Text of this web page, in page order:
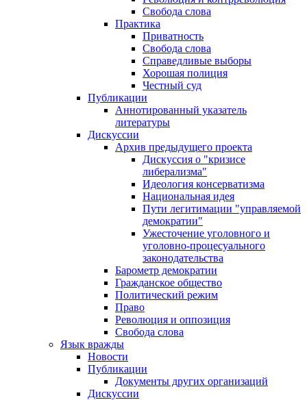
Свобода слова
Практика
Приватность
Свобода слова
Справедливые выборы
Хорошая полиция
Честный суд
Публикации
Аннотированный указатель
литературы
Дискуссии
Архив предыдущего проекта
Дискуссия о "кризисе
либерализма"
Идеология консерватизма
Национальная идея
Пути легитимации "управляемой
демократии"
Ужесточение уголовного и
уголовно-процесуального
законодательства
Барометр демократии
Гражданское общество
Политический режим
Право
Революция и оппозиция
Свобода слова
Язык вражды
Новости
Публикации
Документы других организаций
Дискуссии